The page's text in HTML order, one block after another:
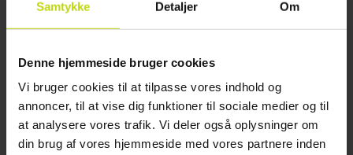
Samtykke Detaljer Om
Denne hjemmeside bruger cookies
Vi bruger cookies til at tilpasse vores indhold og
annoncer, til at vise dig funktioner til sociale medier og til
at analysere vores trafik. Vi deler også oplysninger om
din brug af vores hjemmeside med vores partnere inden
1x overnatning
1x morgenmad
1x 1 flaske vin
∞ Gratis parkering og internet
Se alt, der er inkluderet
Aug pp499,-
I alt 998,-
Sep pp499,-
I alt 998,-
Okt
Se mere